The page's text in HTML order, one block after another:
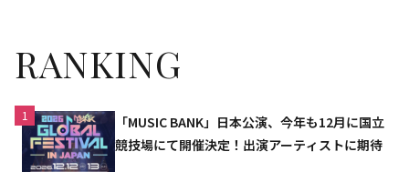
RANKING
1
「MUSIC BANK」日本公演、今年も12月に国立
競技場にて開催決定！出演アーティストに期待